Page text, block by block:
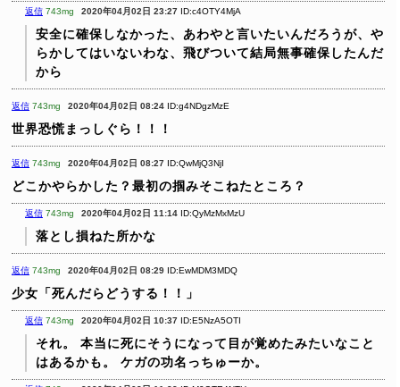
返信 743mg 2020年04月02日 23:27 ID:c4OTY4MjA
安全に確保しなかった、あわやと言いたいんだろうが、や
らかしてはいないわな、飛びついて結局無事確保したんだ
から
返信 743mg 2020年04月02日 08:24 ID:g4NDgzMzE
世界恐慌まっしぐら！！！
返信 743mg 2020年04月02日 08:27 ID:QwMjQ3NjI
どこかやらかした？最初の掴みそこねたところ？
返信 743mg 2020年04月02日 11:14 ID:QyMzMxMzU
落とし損ねた所かな
返信 743mg 2020年04月02日 08:29 ID:EwMDM3MDQ
少女「死んだらどうする！！」
返信 743mg 2020年04月02日 10:37 ID:E5NzA5OTI
それ。
本当に死にそうになって目が覚めたみたいなこと
はあるかも。
ケガの功名っちゅーか。